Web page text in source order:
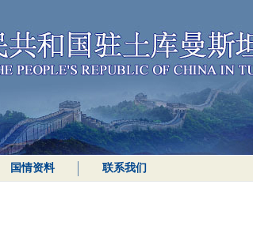
国情资料 联系我们